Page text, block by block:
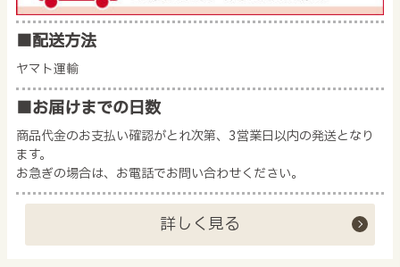
■配送方法
ヤマト運輸
■お届けまでの日数
商品代金のお支払い確認がとれ次第、3営業日以内の発送となり
ます。
お急ぎの場合は、お電話でお問い合わせください。
詳しく見る